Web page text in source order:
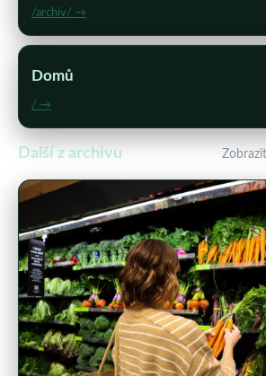
/archiv/ →
Domů
/ →
Další z archivu